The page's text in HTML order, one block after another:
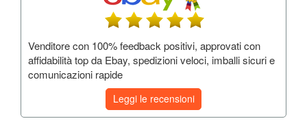
Venditore con 100% feedback positivi, approvati con
affidabilità top da Ebay, spedizioni veloci, imballi sicuri e
comunicazioni rapide
Leggi le recensioni